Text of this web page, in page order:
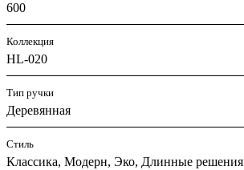
600
Коллекция
HL-020
Тип ручки
Деревянная
Стиль
Классика, Модерн, Эко, Длинные решения